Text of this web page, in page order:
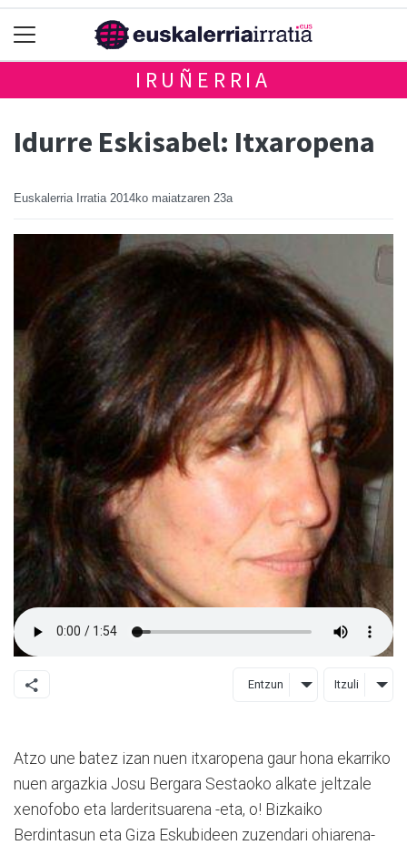
IRUÑERRIA
Idurre Eskisabel: Itxaropena
Euskalerria Irratia 2014ko maiatzaren 23a
Entzun Itzuli
Atzo une batez izan nuen itxaropena gaur hona ekarriko
nuen argazkia Josu Bergara Sestaoko alkate jeltzale
xenofobo eta larderitsuarena -eta, o! Bizkaiko
Berdintasun eta Giza Eskubideen zuzendari ohiarena-